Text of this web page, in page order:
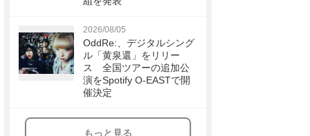
2026/08/05
OddRe:、デジタルシング
ル「黄泉還」をリリー
ス 全国ツアーの追加公
演をSpotify O-EASTで開
催決定
もっと見る